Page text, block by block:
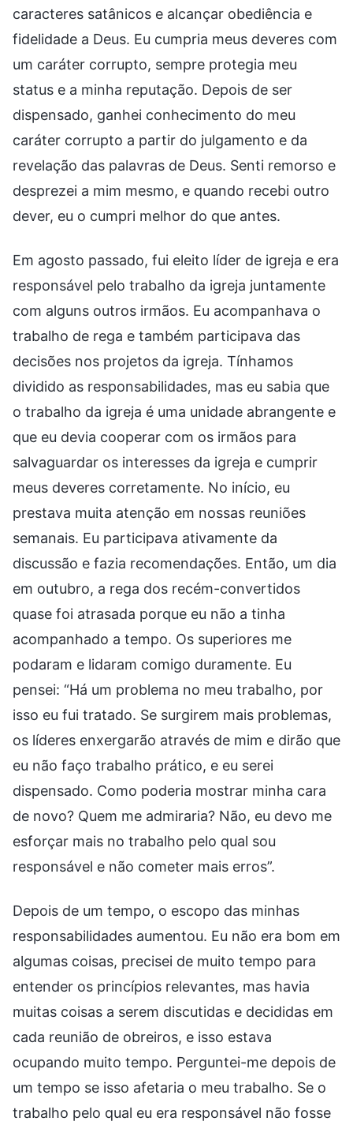
caracteres satânicos e alcançar obediência e
fidelidade a Deus. Eu cumpria meus deveres com
um caráter corrupto, sempre protegia meu
status e a minha reputação. Depois de ser
dispensado, ganhei conhecimento do meu
caráter corrupto a partir do julgamento e da
revelação das palavras de Deus. Senti remorso e
desprezei a mim mesmo, e quando recebi outro
dever, eu o cumpri melhor do que antes.
Em agosto passado, fui eleito líder de igreja e era
responsável pelo trabalho da igreja juntamente
com alguns outros irmãos. Eu acompanhava o
trabalho de rega e também participava das
decisões nos projetos da igreja. Tínhamos
dividido as responsabilidades, mas eu sabia que
o trabalho da igreja é uma unidade abrangente e
que eu devia cooperar com os irmãos para
salvaguardar os interesses da igreja e cumprir
meus deveres corretamente. No início, eu
prestava muita atenção em nossas reuniões
semanais. Eu participava ativamente da
discussão e fazia recomendações. Então, um dia
em outubro, a rega dos recém-convertidos
quase foi atrasada porque eu não a tinha
acompanhado a tempo. Os superiores me
podaram e lidaram comigo duramente. Eu
pensei: “Há um problema no meu trabalho, por
isso eu fui tratado. Se surgirem mais problemas,
os líderes enxergarão através de mim e dirão que
eu não faço trabalho prático, e eu serei
dispensado. Como poderia mostrar minha cara
de novo? Quem me admiraria? Não, eu devo me
esforçar mais no trabalho pelo qual sou
responsável e não cometer mais erros”.
Depois de um tempo, o escopo das minhas
responsabilidades aumentou. Eu não era bom em
algumas coisas, precisei de muito tempo para
entender os princípios relevantes, mas havia
muitas coisas a serem discutidas e decididas em
cada reunião de obreiros, e isso estava
ocupando muito tempo. Perguntei-me depois de
um tempo se isso afetaria o meu trabalho. Se o
trabalho pelo qual eu era responsável não fosse